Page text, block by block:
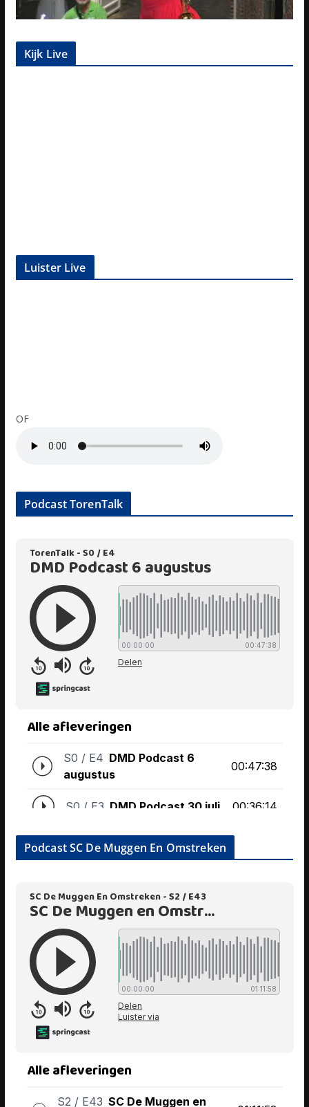
Kijk Live
Luister Live
OF
Podcast TorenTalk
Podcast SC De Muggen En Omstreken